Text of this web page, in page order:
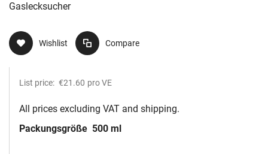
Gaslecksucher
Wishlist Compare
List price: €21.60 pro VE
All prices excluding VAT and shipping.
Packungsgröße 500 ml